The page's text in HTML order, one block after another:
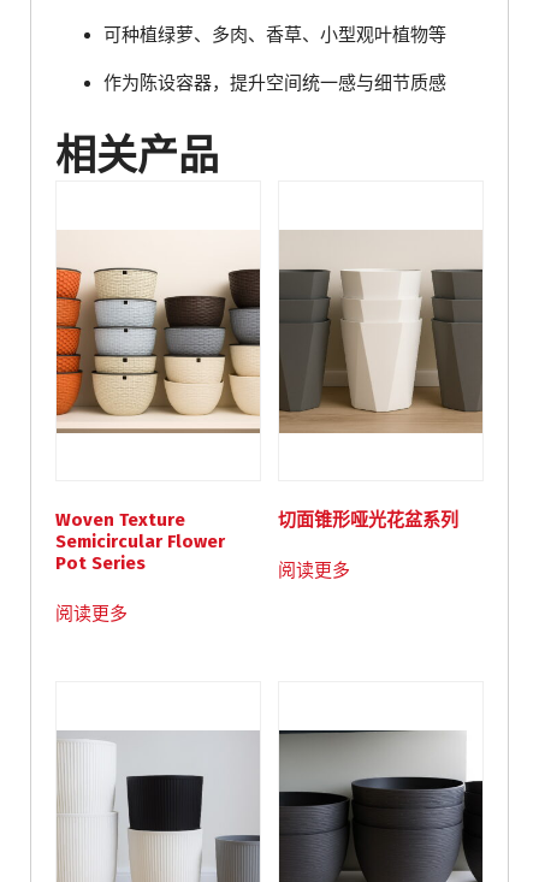
可种植绿萝、多肉、香草、小型观叶植物等
作为陈设容器，提升空间统一感与细节质感
相关产品
Woven Texture
Semicircular Flower
Pot Series
阅读更多
切面锥形哑光花盆系列
阅读更多